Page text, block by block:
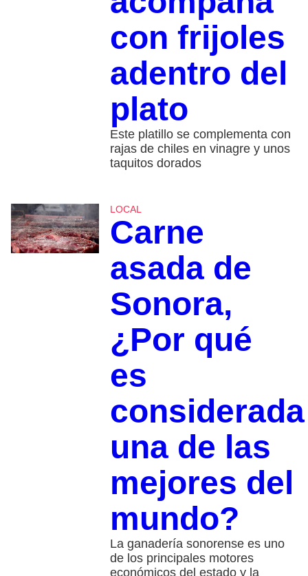
con frijoles
adentro del
plato
Este platillo se complementa con
rajas de chiles en vinagre y unos
taquitos dorados
LOCAL
Carne
asada de
Sonora,
¿Por qué
es
considerada
una de las
mejores del
mundo?
La ganadería sonorense es uno
de los principales motores
económicos del estado y la